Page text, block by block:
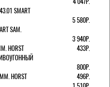
SMART
5 580Р.
SAM.
3 940Р.
HORST
433Р.
800Р.
HORST
496Р.